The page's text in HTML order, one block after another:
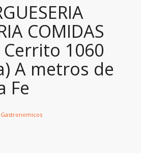
COMIDAS
Cerrito 1060
A metros de
Fe
Gastronomicos